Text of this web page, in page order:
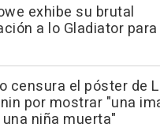
exhibe su brutal
a lo Gladiator
censura el póster de
por mostrar "una
niña muerta"